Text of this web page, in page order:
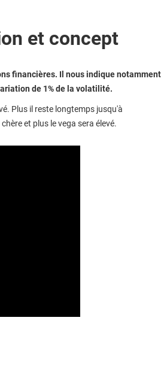
et concept
financières. Il nous indique notamment
de 1% de la volatilité.
Plus il reste longtemps jusqu'à
et plus le vega sera élevé.